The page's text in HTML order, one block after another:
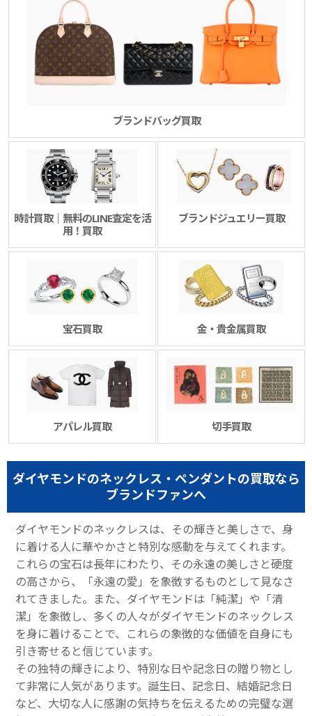
ブランドバッグ買取
時計買取｜無料のLINE査定を活
用！買取
ブランドジュエリー買取
宝石買取 金・貴金属買取
アパレル買取 切手買取
ダイヤモンドのネックレス・ペンダントの買取なら
ブランドファンへ
ダイヤモンドのネックレスは、その輝きと美しさで、身
に着ける人に華やかさと特別な感動を与えてくれます。
これらの宝石は長年にわたり、その永遠の美しさと硬度
の高さから、「永遠の愛」を象徴するものとして見なさ
れてきました。また、ダイヤモンドは「純潔」や「清
潔」を象徴し、多くの人々がダイヤモンドのネックレス
を身に着けることで、これらの象徴的な価値を自身にも
引き寄せると信じています。
その独特の輝きにより、特別な日や記念日の贈り物とし
て非常に人気があります。誕生日、記念日、結婚記念日
など、大切な人に感謝の気持ちを伝えるための完璧な選